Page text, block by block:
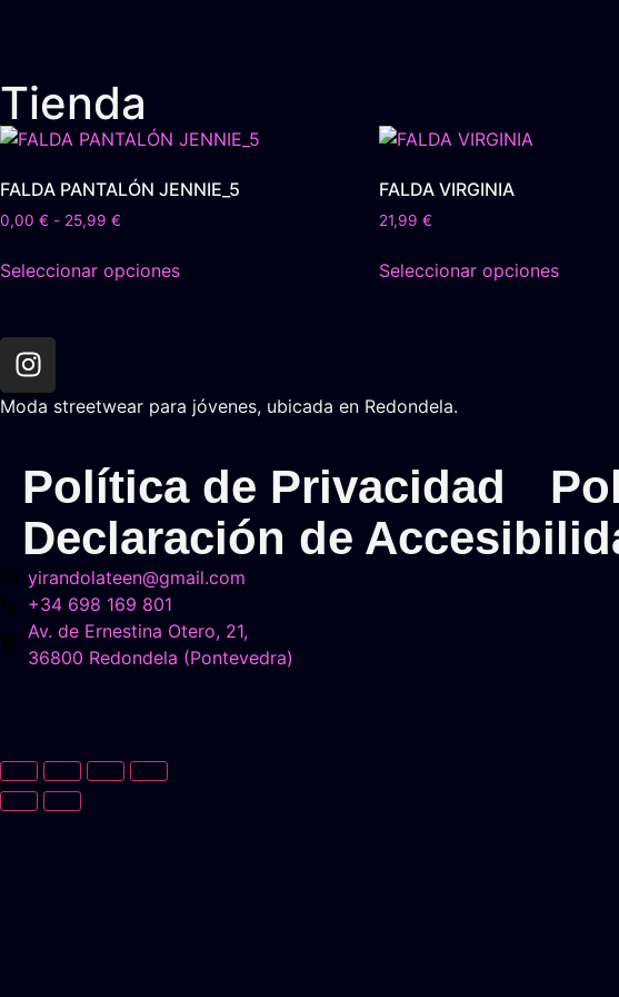
Tienda
FALDA PANTALÓN JENNIE_5
0,00 € - 25,99 €
Seleccionar opciones
FALDA VIRGINIA
21,99 €
Seleccionar opciones
Moda streetwear para jóvenes, ubicada en Redondela.
Política de Privacidad
Declaración de
yirandolateen@gmail.com
+34 698 169 801
Av. de Ernestina Otero, 21,
36800 Redondela (Pontevedra)